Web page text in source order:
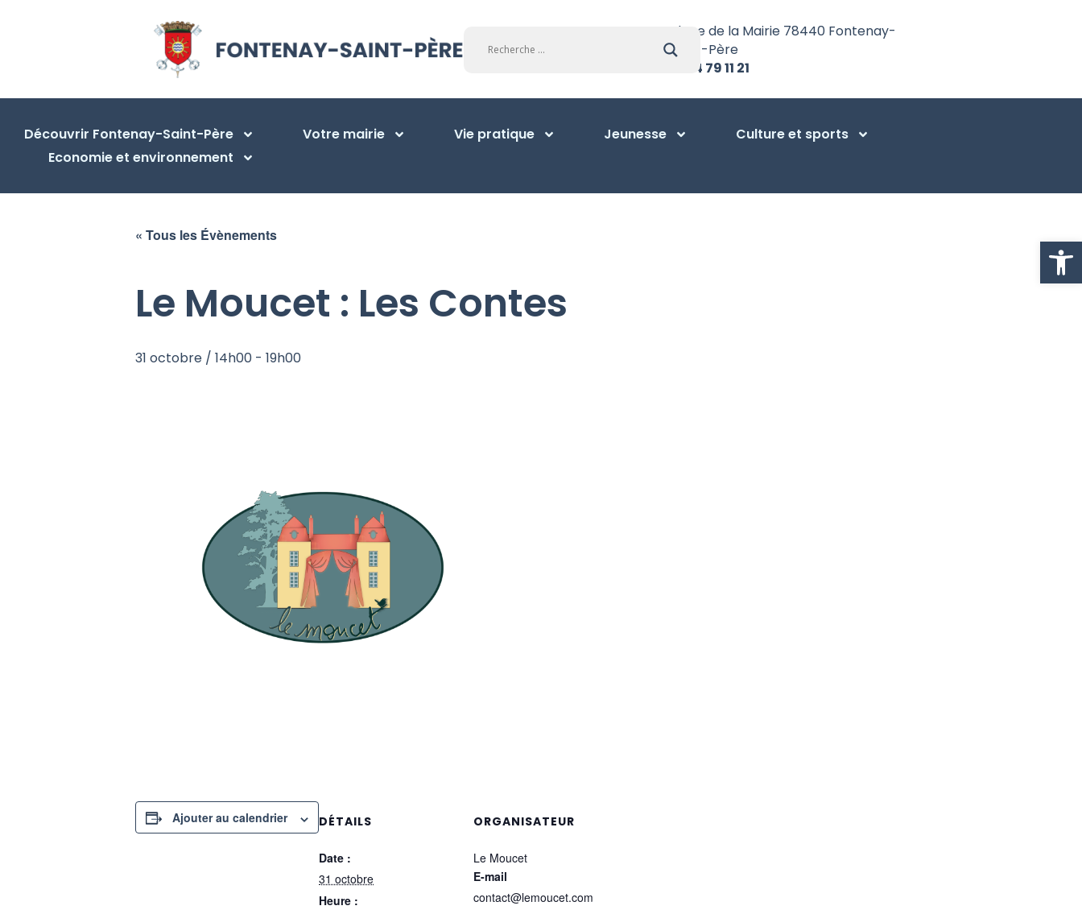
Ouvrir
Place de la Mairie 78440 Fontenay-
Saint-Père
01 34 79 11 21
Découvrir Fontenay-Saint-Père Votre mairie Vie pratique Jeunesse
Culture et sports
Economie et environnement
« Tous les Évènements
Le Moucet : Les Contes
31 octobre / 14h00 - 19h00
Ajouter au calendrier DÉTAILS
Date :
31 octobre
Heure :
ORGANISATEUR
Le Moucet
E-mail
contact@lemoucet.com